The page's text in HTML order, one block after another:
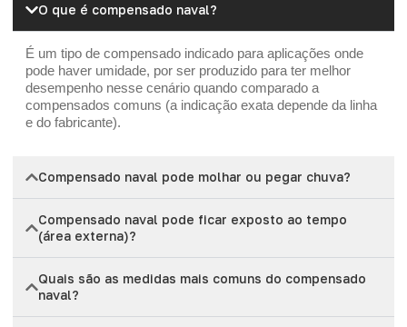
O que é compensado naval?
É um tipo de compensado indicado para aplicações onde
pode haver umidade, por ser produzido para ter melhor
desempenho nesse cenário quando comparado a
compensados comuns (a indicação exata depende da linha
e do fabricante).
Compensado naval pode molhar ou pegar chuva?
Compensado naval pode ficar exposto ao tempo
(área externa)?
Quais são as medidas mais comuns do compensado
naval?